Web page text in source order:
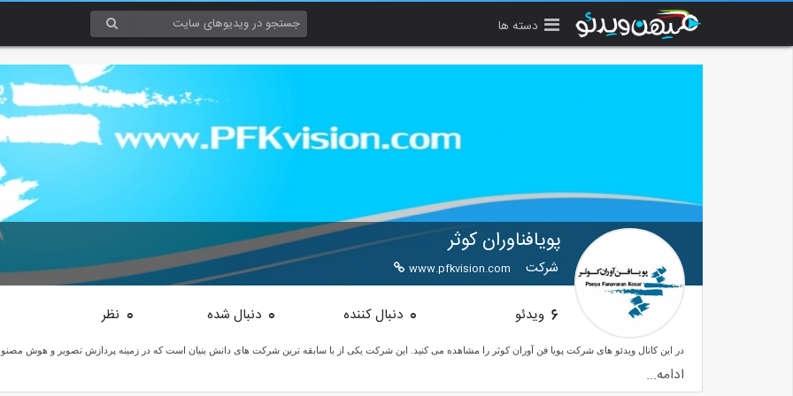
دسته ها
پویافناوران کوثر
شرکت www.pfkvision.com
6 ویدئو 0 دنبال کننده 0 دنبال شده 0 نظر
ادامه...